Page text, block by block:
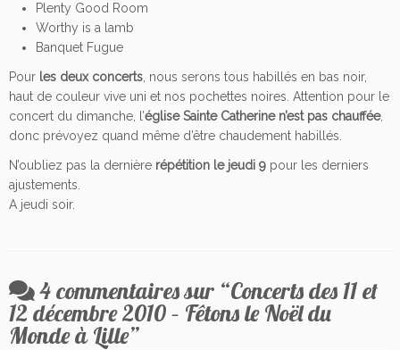
Plenty Good Room
Worthy is a lamb
Banquet Fugue
Pour les deux concerts , nous serons tous habillés en bas noir,
haut de couleur vive uni et nos pochettes noires. Attention pour le
concert du dimanche, l’église Sainte Catherine n’est pas chauffée,
donc prévoyez quand même d’être chaudement habillés.
N’oubliez pas la dernière répétition le jeudi 9 pour les derniers
ajustements.
A jeudi soir.
4 commentaires sur “Concerts des 11 et
12 décembre 2010 – Fêtons le Noël du
Monde à Lille”